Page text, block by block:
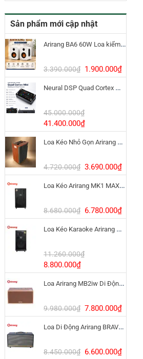
Sản phẩm mới cập nhật
Arirang BA6 60W Loa kiểm âm Bluetooth 5.3
3.390.000₫ Giá
gốc
là:
1.900.000₫Giá
hiện
Neural DSP Quad Cortex Mini – Amp Modeler Cao Cấp
45.000.000₫
Giá
gốc
là:
41.400.000₫Giá
hiện
tại
41.400.000₫.
Loa Kéo Nhỏ Gọn Arirang MKS2.5 Bass 12 Inch
4.720.000₫ Giá
gốc
là:
3.690.000₫Giá
hiện
tại
Loa Kéo Arirang MK1 MAX 1200W Pin LiFePo4
8.680.000₫ Giá
gốc
là:
6.780.000₫Giá
hiện
Loa Kéo Karaoke Arirang MK6 MAX Bass 40cm
11.260.000₫
Giá
gốc
là:
8.800.000₫Giá
hiện
tại
8.800.000₫.
Loa Arirang MB2iw Di Động 1200W Kèm Micro
9.980.000₫ Giá
gốc
là:
7.800.000₫Giá
hiện
tại
Loa Di Động Arirang BRAVO 8 800W Có Micro
8.450.000₫ Giá
6.600.000₫Giá
lượng